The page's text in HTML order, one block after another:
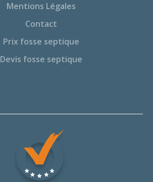
Mentions Légales
Contact
Prix fosse septique
Devis fosse septique